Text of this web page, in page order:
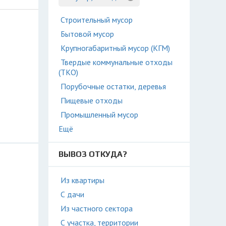
Строительный мусор
Бытовой мусор
Крупногабаритный мусор (КГМ)
Твердые коммунальные отходы
(ТКО)
Порубочные остатки, деревья
Пищевые отходы
Промышленный мусор
Ещё
ВЫВОЗ ОТКУДА?
Из квартиры
С дачи
Из частного сектора
С участка, территории